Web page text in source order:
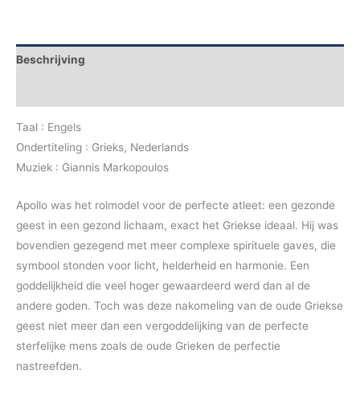
Beschrijving
Taal : Engels
Ondertiteling : Grieks, Nederlands
Muziek : Giannis Markopoulos
Apollo was het rolmodel voor de perfecte atleet: een gezonde
geest in een gezond lichaam, exact het Griekse ideaal. Hij was
bovendien gezegend met meer complexe spirituele gaves, die
symbool stonden voor licht, helderheid en harmonie. Een
goddelijkheid die veel hoger gewaardeerd werd dan al de
andere goden. Toch was deze nakomeling van de oude Griekse
geest niet meer dan een vergoddelijking van de perfecte
sterfelijke mens zoals de oude Grieken de perfectie
nastreefden.